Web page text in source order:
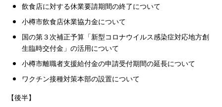
飲食店に対する休業要請期間の終了について
小樽市飲食店休業協力金について
国の第３次補正予算「新型コロナウイルス感染症対応地方創
生臨時交付金」の活用について
小樽市離職者支援給付金の申請受付期間の延長について
ワクチン接種対策本部の設置について
【後半】